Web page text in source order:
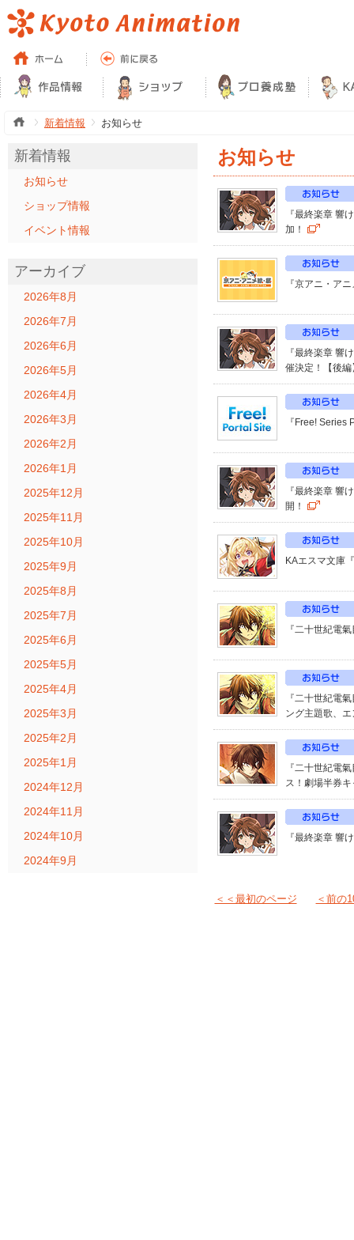
新着情報 お知らせ
新着情報
お知らせ
ショップ情報
イベント情報
アーカイブ
2026年8月
2026年7月
2026年6月
2026年5月
2026年4月
2026年3月
2026年2月
2026年1月
2025年12月
2025年11月
2025年10月
2025年9月
2025年8月
2025年7月
2025年6月
2025年5月
2025年4月
2025年3月
2025年2月
2025年1月
2024年12月
2024年11月
2024年10月
2024年9月
お知らせ
『最終楽章 響
加！
『京アニ・ア
『最終楽章 響
催決定！【後
『Free!
『最終楽章 響
開！
KAエスマ文庫
『二十世紀電
『二十世紀電
ング主題歌、
『二十世紀電
ス！劇場半券
『最終楽章 響
＜＜最初のページ ＜前の